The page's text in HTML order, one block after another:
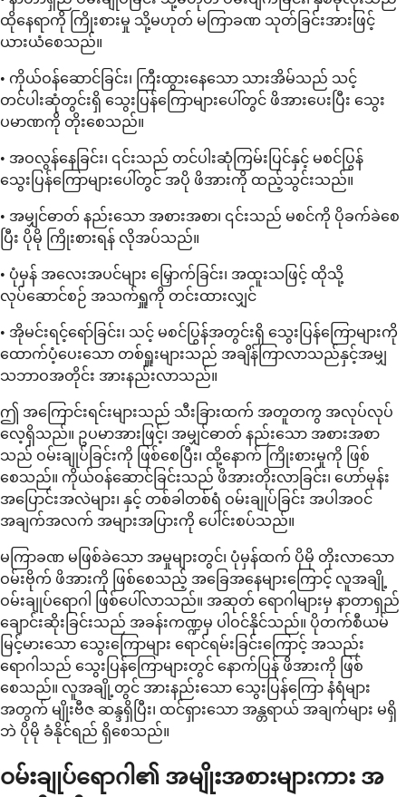
ထိုနေရာကို ကြိုးစားမှု သို့မဟုတ် မကြာခဏ သုတ်ခြင်းအားဖြင့်
ယားယံစေသည်။
• ကိုယ်ဝန်ဆောင်ခြင်း၊ ကြီးထွားနေသော သားအိမ်သည် သင့်
တင်ပါးဆုံတွင်းရှိ သွေးပြန်ကြောများပေါ်တွင် ဖိအားပေးပြီး သွေး
ပမာဏကို တိုးစေသည်။
• အဝလွန်နေခြင်း၊ ၎င်းသည် တင်ပါးဆုံကြမ်းပြင်နှင့် မစင်ပြွန်
သွေးပြန်ကြောများပေါ်တွင် အပို ဖိအားကို ထည့်သွင်းသည်။
• အမျှင်ဓာတ် နည်းသော အစားအစာ၊ ၎င်းသည် မစင်ကို ပိုခက်ခဲစေ
ပြီး ပိုမို ကြိုးစားရန် လိုအပ်သည်။
• ပုံမှန် အလေးအပင်များ မြှောက်ခြင်း၊ အထူးသဖြင့် ထိုသို့
လုပ်ဆောင်စဉ် အသက်ရှူကို တင်းထားလျှင်
• အိုမင်းရင့်ရော်ခြင်း၊ သင့် မစင်ပြွန်အတွင်းရှိ သွေးပြန်ကြောများကို
ထောက်ပံ့ပေးသော တစ်ရှူးများသည် အချိန်ကြာလာသည်နှင့်အမျှ
သဘာဝအတိုင်း အားနည်းလာသည်။
ဤ အကြောင်းရင်းများသည် သီးခြားထက် အတူတကွ အလုပ်လုပ်
လေ့ရှိသည်။ ဥပမာအားဖြင့်၊ အမျှင်ဓာတ် နည်းသော အစားအစာ
သည် ဝမ်းချုပ်ခြင်းကို ဖြစ်စေပြီး၊ ထို့နောက် ကြိုးစားမှုကို ဖြစ်
စေသည်။ ကိုယ်ဝန်ဆောင်ခြင်းသည် ဖိအားတိုးလာခြင်း၊ ဟော်မုန်း
အပြောင်းအလဲများ၊ နှင့် တစ်ခါတစ်ရံ ဝမ်းချုပ်ခြင်း အပါအဝင်
အချက်အလက် အများအပြားကို ပေါင်းစပ်သည်။
မကြာခဏ မဖြစ်ခဲသော အမှုများတွင်၊ ပုံမှန်ထက် ပိုမို တိုးလာသော
ဝမ်းဗိုက် ဖိအားကို ဖြစ်စေသည့် အခြေအနေများကြောင့် လူအချို့
ဝမ်းချုပ်ရောဂါ ဖြစ်ပေါ်လာသည်။ အဆုတ် ရောဂါများမှ နာတာရှည်
ချောင်းဆိုးခြင်းသည် အခန်းကဏ္ဍမှ ပါဝင်နိုင်သည်။ ပိုတက်စီယမ်
မြင့်မားသော သွေးကြောများ ရောင်ရမ်းခြင်းကြောင့် အသည်း
ရောဂါသည် သွေးပြန်ကြောများတွင် နောက်ပြန် ဖိအားကို ဖြစ်
စေသည်။ လူအချို့တွင် အားနည်းသော သွေးပြန်ကြော နံရံများ
အတွက် မျိုးဗီဇ ဆန္ဒရှိပြီး၊ ထင်ရှားသော အန္တရာယ် အချက်များ မရှိ
ဘဲ ပိုမို ခံနိုင်ရည် ရှိစေသည်။
ဝမ်းချုပ်ရောဂါ၏ အမျိုးအစားများကား အ